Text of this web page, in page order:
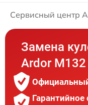
Сервисный центр
Замена
Ardor M132